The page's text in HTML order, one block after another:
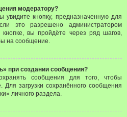
модератору?
кнопку, предназначенную для
это разрешено администратором
вы пройдёте через ряд шагов,
на сообщение.
при создании сообщения?
сообщения для того, чтобы
Для загрузки сохранённого сообщения
личного раздела.